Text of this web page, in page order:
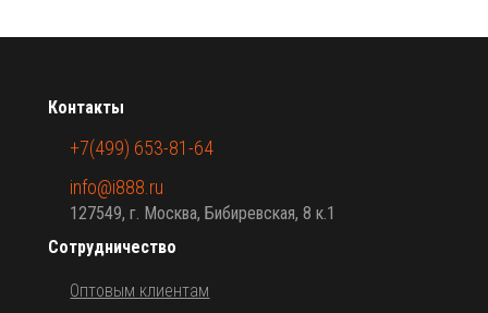
Сотрудничество
Оптовым клиентам
Контакты
+7(499) 653-81-64
info@i888.ru
127549, г. Москва, Бибиревская, 8 к.1